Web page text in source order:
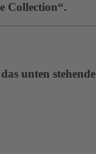
Collection“.
unten stehende